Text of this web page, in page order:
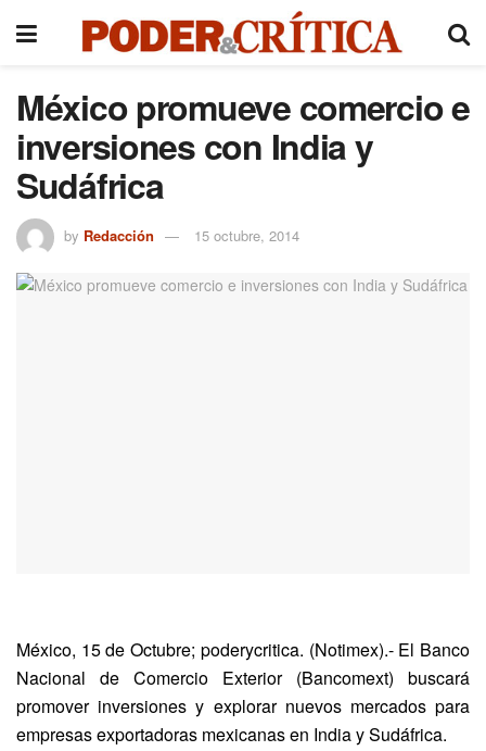
México promueve comercio e
inversiones con India y
Sudáfrica
by Redacción 15 octubre, 2014
México, 15 de Octubre; poderycritica. (Notimex).- El Banco
Nacional de Comercio Exterior (Bancomext) buscará
promover inversiones y explorar nuevos mercados para
empresas exportadoras mexicanas en India y Sudáfrica.